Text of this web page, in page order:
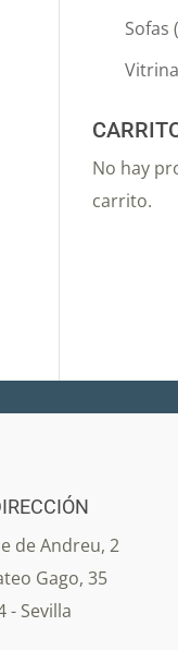
Sofas
No hay
carrito.
de Andreu, 2
Gago, 35
- Sevilla